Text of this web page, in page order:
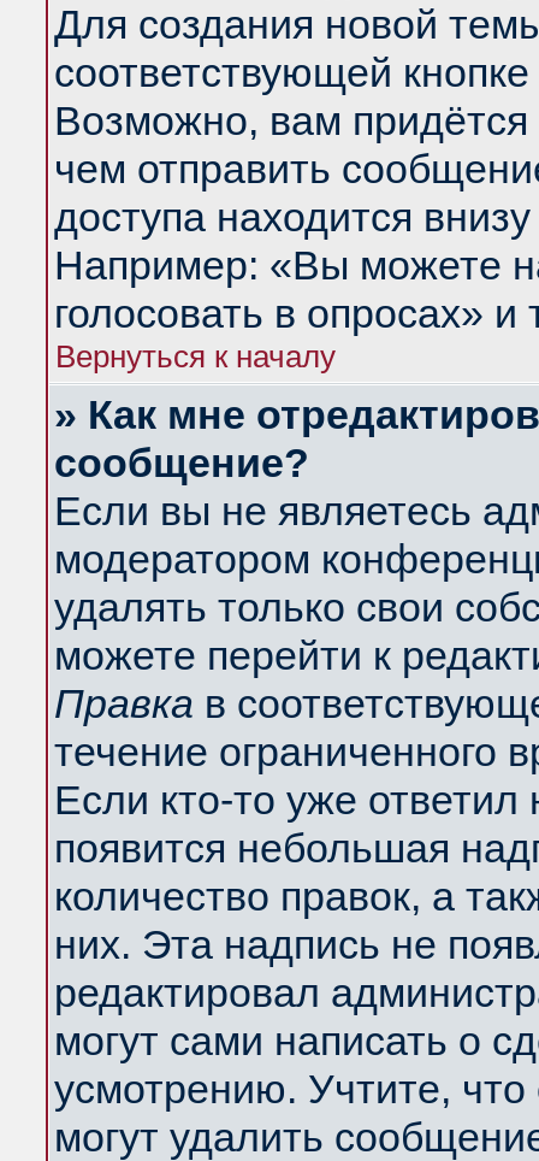
Для создания новой
соответствующей
Возможно, вам придётся
чем отправить
доступа находится
Например: «Вы можете
голосовать в опросах» и
Вернуться к началу
» Как мне
сообщение?
Если вы не являетесь
модератором
удалять только свои
можете перейти к
Правка в
течение ограниченного
Если кто-то уже
появится небольшая
количество правок, а
них. Эта надпись не
редактировал
могут сами написать о
усмотрению. Учтите,
могут удалить